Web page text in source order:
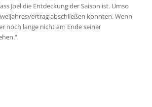
Joel die Entdeckung der Saison ist. Umso
abschließen konnten. Wenn
noch lange nicht am Ende seiner